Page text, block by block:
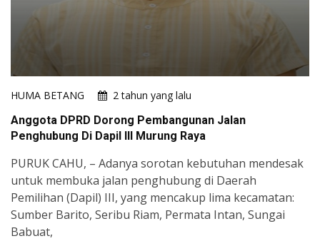
HUMA BETANG
2 tahun yang lalu
Anggota DPRD Dorong Pembangunan Jalan
Penghubung Di Dapil III Murung Raya
PURUK CAHU, – Adanya sorotan kebutuhan mendesak
untuk membuka jalan penghubung di Daerah
Pemilihan (Dapil) III, yang mencakup lima kecamatan:
Sumber Barito, Seribu Riam, Permata Intan, Sungai
Babuat,